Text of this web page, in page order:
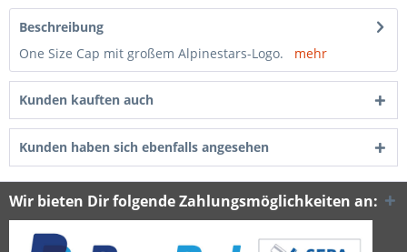
Beschreibung
One Size Cap mit großem Alpinestars-Logo. mehr
Kunden kauften auch
Kunden haben sich ebenfalls angesehen
Wir bieten Dir folgende Zahlungsmöglichkeiten an: